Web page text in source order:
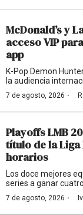
McDonald’s y
acceso VIP
app
K-Pop Demon
la audiencia
7 de agosto, 2026 ·
Playoffs LMB
título de la Liga
horarios
Los doce mejores
series a ganar
7 de agosto, 2026 ·